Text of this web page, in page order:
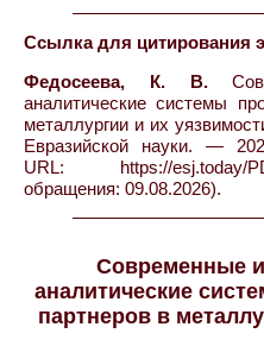
Ссылка для цитирования
Федосеева, К. В.
аналитические системы
металлургии и их
Евразийской науки.
URL: https://esj.today/
обращения: 09.08.2026).
Современные
аналитические
партнеров в